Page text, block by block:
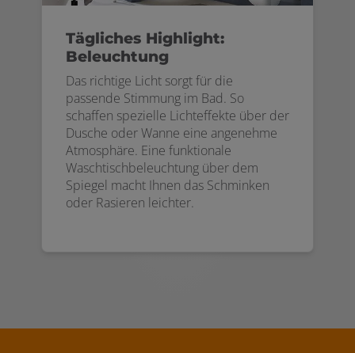
Tägliches Highlight:
Beleuchtung
Das richtige Licht sorgt für die
passende Stimmung im Bad. So
schaffen spezielle Lichteffekte über der
Dusche oder Wanne eine angenehme
Atmosphäre. Eine funktionale
Waschtischbeleuchtung über dem
Spiegel macht Ihnen das Schminken
oder Rasieren leichter.